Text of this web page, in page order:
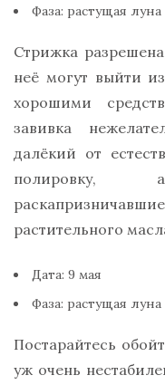
Фаза: растущая луна
Стрижка
неё могут выйти
хорошими
завивка
далёкий от
растительного
Дата: 9 мая
Фаза: растущая луна
Постарайтесь
уж очень